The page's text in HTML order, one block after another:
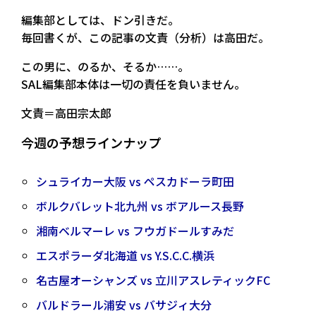
編集部としては、ドン引きだ。
毎回書くが、この記事の文責（分析）は高田だ。
この男に、のるか、そるか……。
SAL編集部本体は一切の責任を負いません。
文責＝高田宗太郎
今週の予想ラインナップ
シュライカー大阪 vs ペスカドーラ町田
ボルクバレット北九州 vs ボアルース長野
湘南ベルマーレ vs フウガドールすみだ
エスポラーダ北海道 vs Y.S.C.C.横浜
名古屋オーシャンズ vs 立川アスレティックFC
バルドラール浦安 vs バサジィ大分